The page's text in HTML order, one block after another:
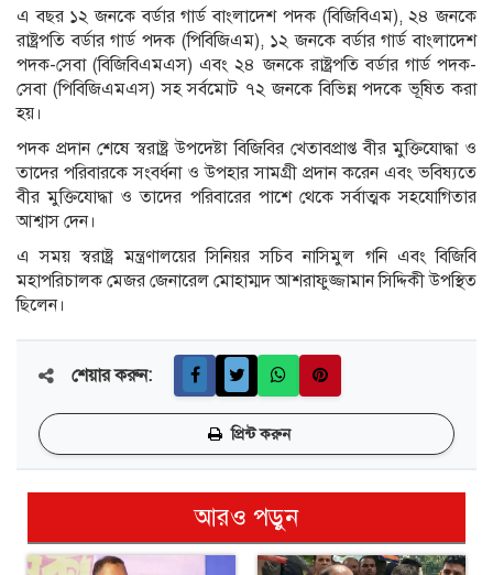
এ বছর ১২ জনকে বর্ডার গার্ড বাংলাদেশ পদক (বিজিবিএম), ২৪ জনকে
রাষ্ট্রপতি বর্ডার গার্ড পদক (পিবিজিএম), ১২ জনকে বর্ডার গার্ড বাংলাদেশ
পদক-সেবা (বিজিবিএমএস) এবং ২৪ জনকে রাষ্ট্রপতি বর্ডার গার্ড পদক-
সেবা (পিবিজিএমএস) সহ সর্বমোট ৭২ জনকে বিভিন্ন পদকে ভূষিত করা
হয়।
পদক প্রদান শেষে স্বরাষ্ট্র উপদেষ্টা বিজিবির খেতাবপ্রাপ্ত বীর মুক্তিযোদ্ধা ও
তাদের পরিবারকে সংবর্ধনা ও উপহার সামগ্রী প্রদান করেন এবং ভবিষ্যতে
বীর মুক্তিযোদ্ধা ও তাদের পরিবারের পাশে থেকে সর্বাত্মক সহযোগিতার
আশ্বাস দেন।
এ সময় স্বরাষ্ট্র মন্ত্রণালয়ের সিনিয়র সচিব নাসিমুল গনি এবং বিজিবি
মহাপরিচালক মেজর জেনারেল মোহাম্মদ আশরাফুজ্জামান সিদ্দিকী উপস্থিত
ছিলেন।
শেয়ার করুন:
প্রিন্ট করুন
আরও পড়ুন